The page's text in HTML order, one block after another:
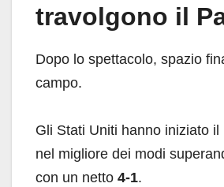
travolgono il
Dopo lo spettacolo, spazio
campo.
Gli Stati Uniti hanno iniziato
nel migliore dei modi
con un netto 4-1.